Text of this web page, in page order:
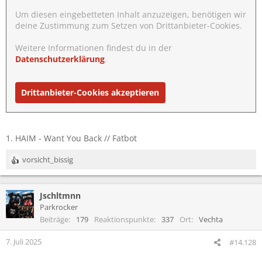
Um diesen eingebetteten Inhalt anzuzeigen, benötigen wir
deine Zustimmung zum Setzen von Drittanbieter-Cookies.
Weitere Informationen findest du in der
Datenschutzerklärung.
Drittanbieter-Cookies akzeptieren
1. HAIM - Want You Back // Fatbot
R
e
k
t
i
n
e
vorsicht_bissig
Jschltmnn
Parkrocker
Beiträge
179 Reaktionspunkte 337 Ort Vechta
7. Juli 2025 #14.128